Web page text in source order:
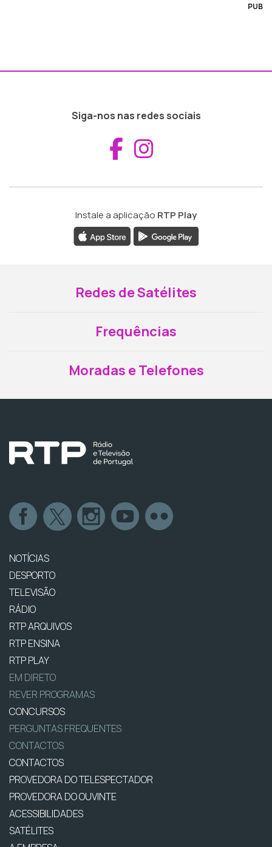
PUB
Siga-nos nas redes sociais
Aceder ao
Instale a aplicação RTP Play
Redes de Satélites
Frequências
Moradas e Telefones
NOTÍCIAS
DESPORTO
TELEVISÃO
RÁDIO
RTP ARQUIVOS
RTP ENSINA
RTP PLAY
EM DIRETO
REVER PROGRAMAS
CONCURSOS
PERGUNTAS FREQUENTES
CONTACTOS
CONTACTOS
PROVEDORA DO TELESPECTADOR
PROVEDORA DO OUVINTE
ACESSIBILIDADES
SATÉLITES